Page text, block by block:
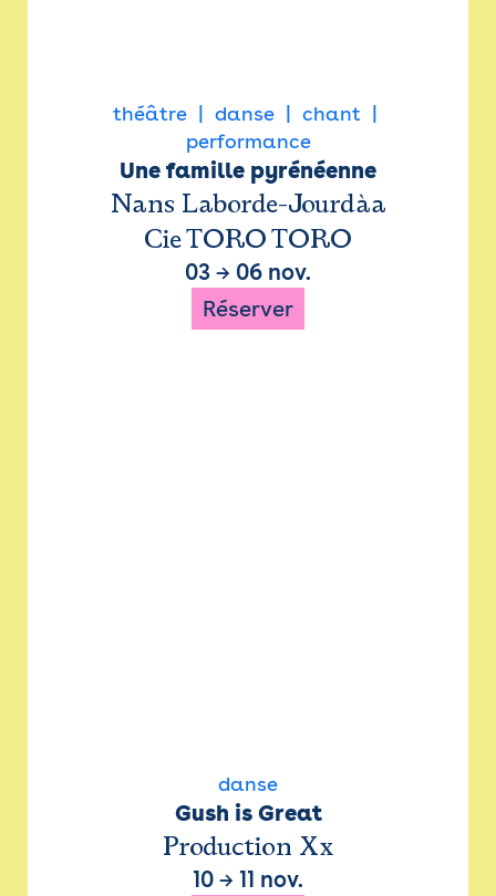
théâtre danse
chant
performance
Une famille pyrénéenne
Nans Laborde-Jourdàa
Cie TORO TORO
03 → 06 nov.
Réserver
danse
Gush is Great
Production Xx
10 → 11 nov.